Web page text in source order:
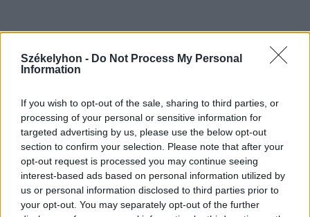
Székelyhon - Do Not Process My Personal
Information
If you wish to opt-out of the sale, sharing to third parties, or
processing of your personal or sensitive information for
targeted advertising by us, please use the below opt-out
section to confirm your selection. Please note that after your
opt-out request is processed you may continue seeing
interest-based ads based on personal information utilized by
us or personal information disclosed to third parties prior to
your opt-out. You may separately opt-out of the further
Hasznos
Impresszum
Szerzői jogok